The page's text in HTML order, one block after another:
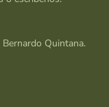
Quintana.